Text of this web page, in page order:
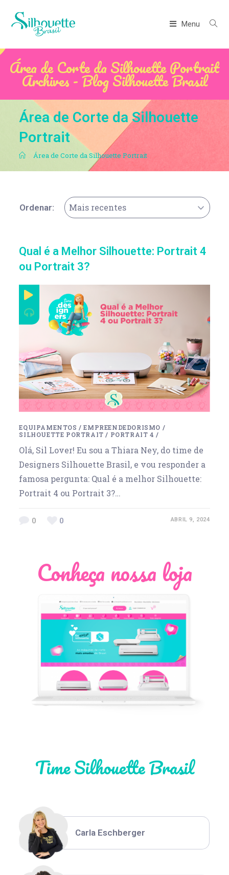
Menu
Área de Corte da Silhouette Portrait
Archives - Blog Silhouette Brasil
Área de Corte da Silhouette
Portrait
. Área de Corte da Silhouette Portrait
Ordenar: Mais recentes
Qual é a Melhor Silhouette: Portrait 4
ou Portrait 3?
EQUIPAMENTOS /EMPREENDEDORISMO /
SILHOUETTE PORTRAIT / PORTRAIT 4 /
Olá, Sil Lover! Eu sou a Thiara Ney, do time de
Designers Silhouette Brasil, e vou responder a
famosa pergunta: Qual é a melhor Silhouette:
Portrait 4 ou Portrait 3?…
0 0 ABRIL 9, 2024
Conheça nossa loja
Time Silhouette Brasil
Léia Pastori
Thiara Ney
Carla Eschberger